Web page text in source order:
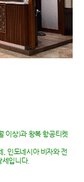
이상)과 왕복 항공티켓
, 인도네시아 비자와 전
입니다.